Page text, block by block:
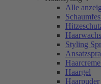
Alle
Haarwachs
Styling
Haargel
Haarpuder